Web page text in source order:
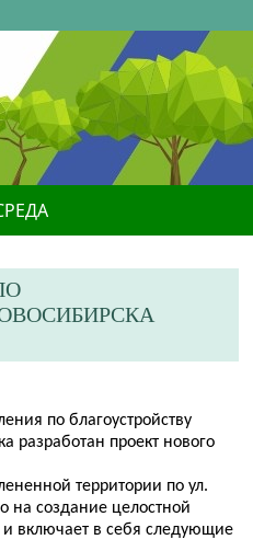
по благоустройству
разработан проект нового
территории по ул.
на создание целостной
включает в себя следующие